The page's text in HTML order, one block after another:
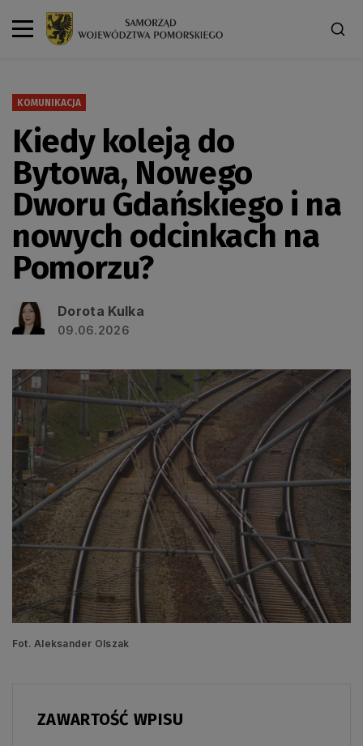
KOMUNIKACJA
Kiedy koleją do
Bytowa, Nowego
Dworu Gdańskiego i na
nowych odcinkach na
Pomorzu?
Dorota Kulka
09.06.2026
Fot. Aleksander Olszak
ZAWARTOŚĆ WPISU